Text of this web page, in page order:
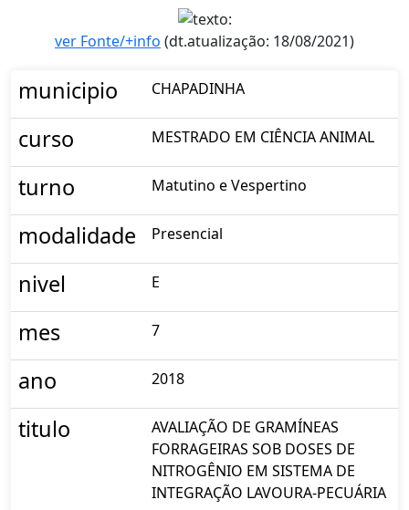
ver Fonte/+info (dt.atualização: 18/08/2021)
municipio CHAPADINHA
curso MESTRADO EM CIÊNCIA ANIMAL
turno Matutino e Vespertino
modalidade Presencial
nivel E
mes 7
ano 2018
titulo
AVALIAÇÃO DE GRAMÍNEAS
FORRAGEIRAS SOB DOSES DE
NITROGÊNIO EM SISTEMA DE
INTEGRAÇÃO LAVOURA-PECUÁRIA